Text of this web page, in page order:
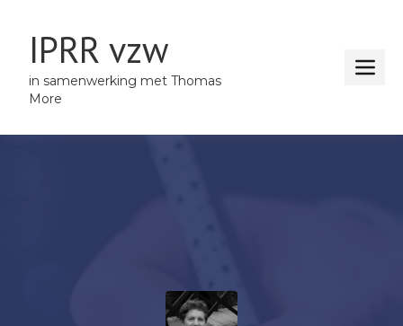
IPRR vzw
in samenwerking met Thomas
More